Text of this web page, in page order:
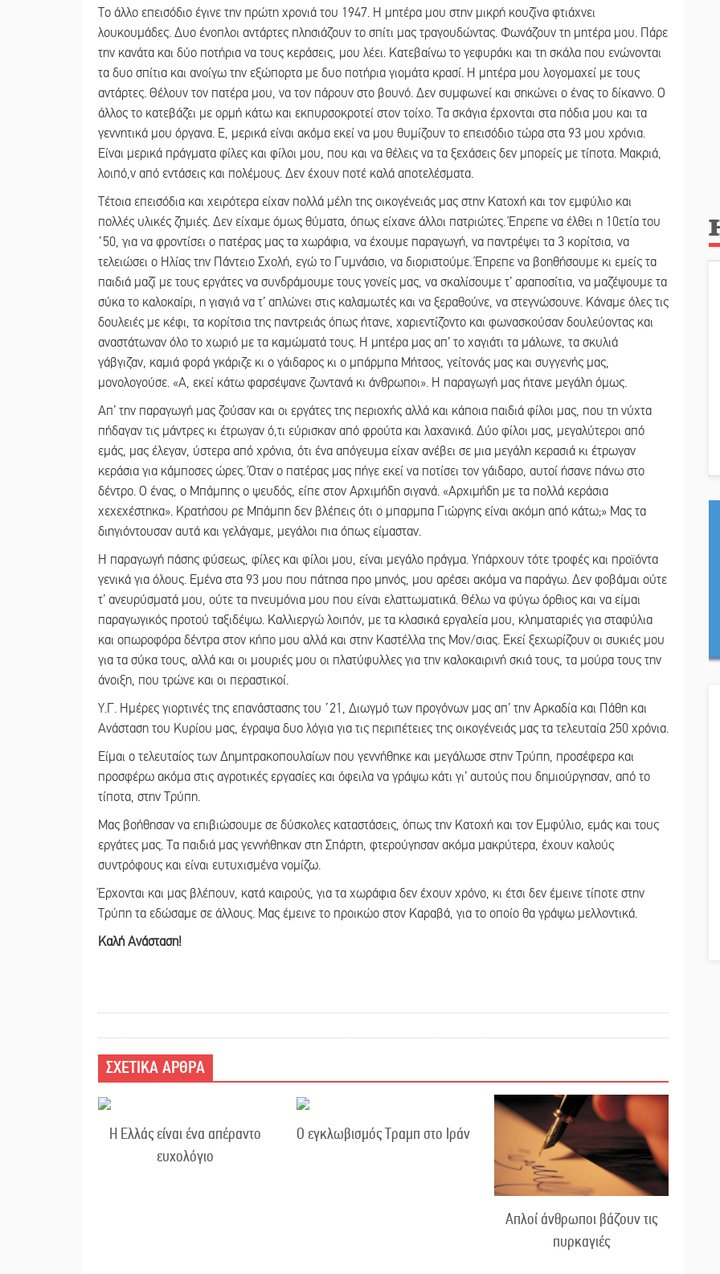
Το άλλο επεισόδιο έγινε την πρώτη χρονιά του 1947. Η μητέρα μου στην μικρή κουζίνα φτιάχνει
λουκουμάδες. Δυο ένοπλοι αντάρτες πλησιάζουν το σπίτι μας τραγουδώντας. Φωνάζουν τη μητέρα μου. Πάρε
την κανάτα και δύο ποτήρια να τους κεράσεις, μου λέει. Κατεβαίνω το γεφυράκι και τη σκάλα που ενώνονται
τα δυο σπίτια και ανοίγω την εξώπορτα με δυο ποτήρια γιομάτα κρασί. Η μητέρα μου λογομαχεί με τους
αντάρτες. Θέλουν τον πατέρα μου, να τον πάρουν στο βουνό. Δεν συμφωνεί και σηκώνει ο ένας το δίκαννο. Ο
άλλος το κατεβάζει με ορμή κάτω και εκπυρσοκροτεί στον τοίχο. Τα σκάγια έρχονται στα πόδια μου και τα
γεννητικά μου όργανα. Ε, μερικά είναι ακόμα εκεί να μου θυμίζουν το επεισόδιο τώρα στα 93 μου χρόνια.
Είναι μερικά πράγματα φίλες και φίλοι μου, που και να θέλεις να τα ξεχάσεις δεν μπορείς με τίποτα. Μακριά,
λοιπό,ν από εντάσεις και πολέμους. Δεν έχουν ποτέ καλά αποτελέσματα.
Τέτοια επεισόδια και χειρότερα είχαν πολλά μέλη της οικογένειάς μας στην Κατοχή και τον εμφύλιο και
πολλές υλικές ζημιές. Δεν είχαμε όμως θύματα, όπως είχανε άλλοι πατριώτες. Έπρεπε να έλθει η 10ετία του
΄50, για να φροντίσει ο πατέρας μας τα χωράφια, να έχουμε παραγωγή, να παντρέψει τα 3 κορίτσια, να
τελειώσει ο Ηλίας την Πάντειο Σχολή, εγώ το Γυμνάσιο, να διοριστούμε. Έπρεπε να βοηθήσουμε κι εμείς τα
παιδιά μαζί με τους εργάτες να συνδράμουμε τους γονείς μας, να σκαλίσουμε τ’ αραποσίτια, να μαζέψουμε τα
σύκα το καλοκαίρι, η γιαγιά να τ’ απλώνει στις καλαμωτές και να ξεραθούνε, να στεγνώσουνε. Κάναμε όλες τις
δουλειές με κέφι, τα κορίτσια της παντρειάς όπως ήτανε, χαριεντίζοντο και φωνασκούσαν δουλεύοντας και
αναστάτωναν όλο το χωριό με τα καμώματά τους. Η μητέρα μας απ’ το χαγιάτι τα μάλωνε, τα σκυλιά
γάβγιζαν, καμιά φορά γκάριζε κι ο γάιδαρος κι ο μπάρμπα Μήτσος, γείτονάς μας και συγγενής μας,
μονολογούσε. «Α, εκεί κάτω φαρσέψανε ζωντανά κι άνθρωποι». Η παραγωγή μας ήτανε μεγάλη όμως.
Απ’ την παραγωγή μας ζούσαν και οι εργάτες της περιοχής αλλά και κάποια παιδιά φίλοι μας, που τη νύχτα
πήδαγαν τις μάντρες κι έτρωγαν ό,τι εύρισκαν από φρούτα και λαχανικά. Δύο φίλοι μας, μεγαλύτεροι από
εμάς, μας έλεγαν, ύστερα από χρόνια, ότι ένα απόγευμα είχαν ανέβει σε μια μεγάλη κερασιά κι έτρωγαν
κεράσια για κάμποσες ώρες. Όταν ο πατέρας μας πήγε εκεί να ποτίσει τον γάιδαρο, αυτοί ήσανε πάνω στο
δέντρο. Ο ένας, ο Μπάμπης ο ψευδός, είπε στον Αρχιμήδη σιγανά. «Αρχιμήδη με τα πολλά κεράσια
χεχεχέστηκα». Κρατήσου ρε Μπάμπη δεν βλέπεις ότι ο μπαρμπα Γιώργης είναι ακόμη από κάτω;» Μας τα
διηγιόντουσαν αυτά και γελάγαμε, μεγάλοι πια όπως είμασταν.
Η παραγωγή πάσης φύσεως, φίλες και φίλοι μου, είναι μεγάλο πράγμα. Υπάρχουν τότε τροφές και προϊόντα
γενικά για όλους. Εμένα στα 93 μου που πάτησα προ μηνός, μου αρέσει ακόμα να παράγω. Δεν φοβάμαι ούτε
τ’ ανευρύσματά μου, ούτε τα πνευμόνια μου που είναι ελαττωματικά. Θέλω να φύγω όρθιος και να είμαι
παραγωγικός προτού ταξιδέψω. Καλλιεργώ λοιπόν, με τα κλασικά εργαλεία μου, κληματαριές για σταφύλια
και οπωροφόρα δέντρα στον κήπο μου αλλά και στην Καστέλλα της Μον/σιας. Εκεί ξεχωρίζουν οι συκιές μου
για τα σύκα τους, αλλά και οι μουριές μου οι πλατύφυλλες για την καλοκαιρινή σκιά τους, τα μούρα τους την
άνοιξη, που τρώνε και οι περαστικοί.
Υ.Γ. Ημέρες γιορτινές της επανάστασης του ΄21, Διωγμό των προγόνων μας απ’ την Αρκαδία και Πάθη και
Ανάσταση του Κυρίου μας, έγραψα δυο λόγια για τις περιπέτειες της οικογένειάς μας τα τελευταία 250 χρόνια.
Είμαι ο τελευταίος των Δημητρακοπουλαίων που γεννήθηκε και μεγάλωσε στην Τρύπη, προσέφερα και
προσφέρω ακόμα στις αγροτικές εργασίες και όφειλα να γράψω κάτι γι’ αυτούς που δημιούργησαν, από το
τίποτα, στην Τρύπη.
Μας βοήθησαν να επιβιώσουμε σε δύσκολες καταστάσεις, όπως την Κατοχή και τον Εμφύλιο, εμάς και τους
εργάτες μας. Τα παιδιά μας γεννήθηκαν στη Σπάρτη, φτερούγησαν ακόμα μακρύτερα, έχουν καλούς
συντρόφους και είναι ευτυχισμένα νομίζω.
Έρχονται και μας βλέπουν, κατά καιρούς, για τα χωράφια δεν έχουν χρόνο, κι έτσι δεν έμεινε τίποτε στην
Τρύπη τα εδώσαμε σε άλλους. Μας έμεινε το προικώο στον Καραβά, για το οποίο θα γράψω μελλοντικά.
Καλή Ανάσταση!
ΣΧΕΤΙΚΑ ΑΡΘΡΑ
Η Ελλάς είναι ένα απέραντο
ευχολόγιο
Ο εγκλωβισμός Τραμπ στο Ιράν
Απλοί άνθρωποι βάζουν τις
πυρκαγιές